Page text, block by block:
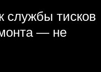
службы тисков
— не